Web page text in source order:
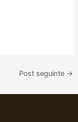
Post seguinte →